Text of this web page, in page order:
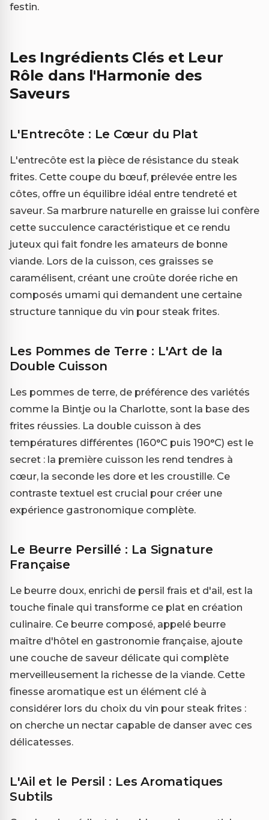
festin.
Les Ingrédients Clés et Leur
Rôle dans l'Harmonie des
Saveurs
L'Entrecôte : Le Cœur du Plat
L'entrecôte est la pièce de résistance du steak
frites. Cette coupe du bœuf, prélevée entre les
côtes, offre un équilibre idéal entre tendreté et
saveur. Sa marbrure naturelle en graisse lui confère
cette succulence caractéristique et ce rendu
juteux qui fait fondre les amateurs de bonne
viande. Lors de la cuisson, ces graisses se
caramélisent, créant une croûte dorée riche en
composés umami qui demandent une certaine
structure tannique du vin pour steak frites.
Les Pommes de Terre : L'Art de la
Double Cuisson
Les pommes de terre, de préférence des variétés
comme la Bintje ou la Charlotte, sont la base des
frites réussies. La double cuisson à des
températures différentes (160°C puis 190°C) est le
secret : la première cuisson les rend tendres à
cœur, la seconde les dore et les croustille. Ce
contraste textuel est crucial pour créer une
expérience gastronomique complète.
Le Beurre Persillé : La Signature
Française
Le beurre doux, enrichi de persil frais et d'ail, est la
touche finale qui transforme ce plat en création
culinaire. Ce beurre composé, appelé beurre
maître d'hôtel en gastronomie française, ajoute
une couche de saveur délicate qui complète
merveilleusement la richesse de la viande. Cette
finesse aromatique est un élément clé à
considérer lors du choix du vin pour steak frites :
on cherche un nectar capable de danser avec ces
délicatesses.
L'Ail et le Persil : Les Aromatiques
Subtils